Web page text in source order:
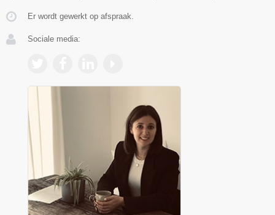
Er wordt gewerkt op afspraak.
Sociale media: